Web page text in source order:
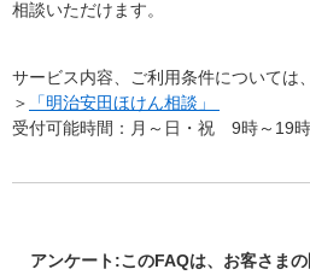
相談いただけます。
サービス内容、ご利用条件については
＞
「明治安田ほけん相談 」
受付可能時間：月～日・祝 9時～19
アンケート:このFAQは、お客さま